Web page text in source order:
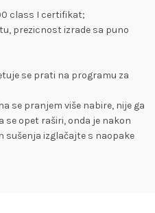
class I certifikat;
prezicnost izrade sa puno
se prati na programu za
se pranjem više nabire, nije ga
se opet raširi, onda je nakon
izglačajte s naopake